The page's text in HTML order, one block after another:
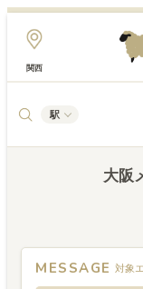
関西
駅
大阪
MESSAGE 対象